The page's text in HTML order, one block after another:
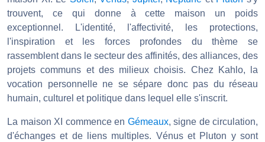
trouvent, ce qui donne à cette maison un poids
exceptionnel. L'identité, l'affectivité, les protections,
l'inspiration et les forces profondes du thème se
rassemblent dans le secteur des affinités, des alliances, des
projets communs et des milieux choisis. Chez Kahlo, la
vocation personnelle ne se sépare donc pas du réseau
humain, culturel et politique dans lequel elle s'inscrit.
La maison XI commence en Gémeaux, signe de circulation,
d'échanges et de liens multiples. Vénus et Pluton y sont